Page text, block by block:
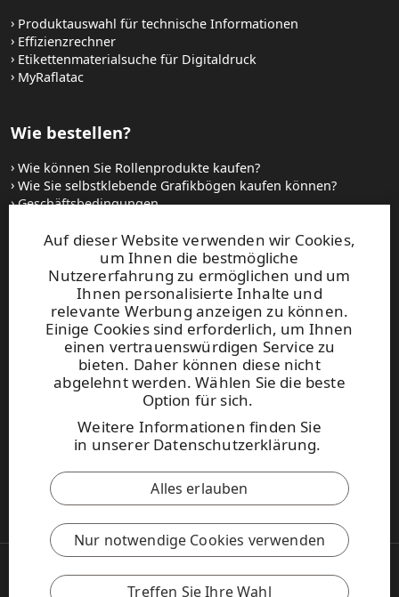
Auf dieser Website verwenden wir Cookies,
um Ihnen die bestmögliche
Nutzererfahrung zu ermöglichen und um
Ihnen personalisierte Inhalte und
relevante Werbung anzeigen zu können.
Einige Cookies sind erforderlich, um Ihnen
einen vertrauenswürdigen Service zu
bieten. Daher können diese nicht
abgelehnt werden. Wählen Sie die beste
Option für sich.
Weitere Informationen finden Sie
in unserer Datenschutzerklärung.
Alles erlauben
Nur notwendige Cookies verwenden
Treffen Sie Ihre Wahl
Produktauswahl für technische Informationen
Effizienzrechner
Etikettenmaterialsuche für Digitaldruck
MyRaflatac
Wie bestellen?
Wie können Sie Rollenprodukte kaufen?
Wie Sie selbstklebende Grafikbögen kaufen können?
Geschäftsbedingungen
Websites und kontakt
UPM Raflatac Graphics Solutions
UPM Raflatac Office Products
UPM Raflatac Industrial Removables
Kontakt
Diese Seite ist durch reCAPTCHA
geschützt.DatenschutzerklärungundNutzungsbedingungen
UPM Verhaltenskodex
Copyright © 2026 UPM
UPM Global